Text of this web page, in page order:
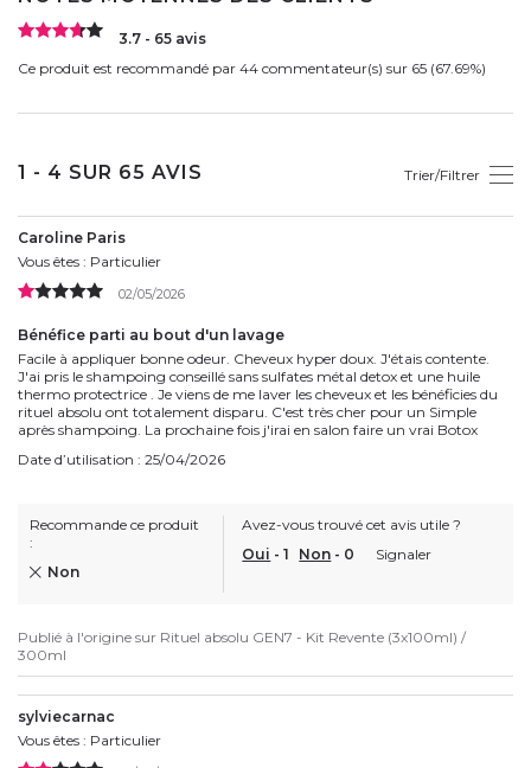
3.7 - 65 avis
Ce produit est recommandé par 44 commentateur(s) sur 65 (67.69%)
1 - 4 SUR 65 AVIS Trier/Filtrer
Caroline Paris
Vous êtes : Particulier
02/05/2026
Bénéfice parti au bout d'un lavage
Facile à appliquer bonne odeur. Cheveux hyper doux. J'étais contente.
J'ai pris le shampoing conseillé sans sulfates métal detox et une huile
thermo protectrice . Je viens de me laver les cheveux et les bénéficies du
rituel absolu ont totalement disparu. C'est très cher pour un Simple
après shampoing. La prochaine fois j'irai en salon faire un vrai Botox
Date d’utilisation : 25/04/2026
Recommande ce produit
:
Non
Avez-vous trouvé cet avis utile ?
Oui -1 Non - 0 Signaler
Publié à l'origine sur Rituel absolu GEN7 - Kit Revente (3x100ml) /
300ml
sylviecarnac
Vous êtes : Particulier